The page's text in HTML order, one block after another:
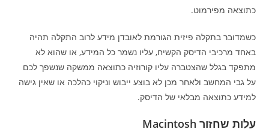
כתוצאה מפירמוט.
כשמדובר בתקלה פיזית הגורמת לאובדן מידע לרוב התקלה תהיה
באחד מרכיבי הדיסק הקשיח, עליו נשמר כל המידע, או שהוא לא
מתפקד בגלל שהצטברה עליו קורוזיה כתוצאה ממשקה שנשפך לכם
על גבי המחשב ולאחר מכן לא בוצע ייבוש וניקוי כהלכה או שאין גישה
למידע כתוצאה מבלאי של הדיסק.
עלות שחזור Macintosh